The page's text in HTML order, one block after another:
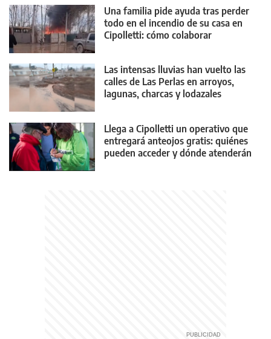
Una familia pide ayuda tras perder
todo en el incendio de su casa en
Cipolletti: cómo colaborar
Las intensas lluvias han vuelto las
calles de Las Perlas en arroyos,
lagunas, charcas y lodazales
Llega a Cipolletti un operativo que
entregará anteojos gratis: quiénes
pueden acceder y dónde atenderán